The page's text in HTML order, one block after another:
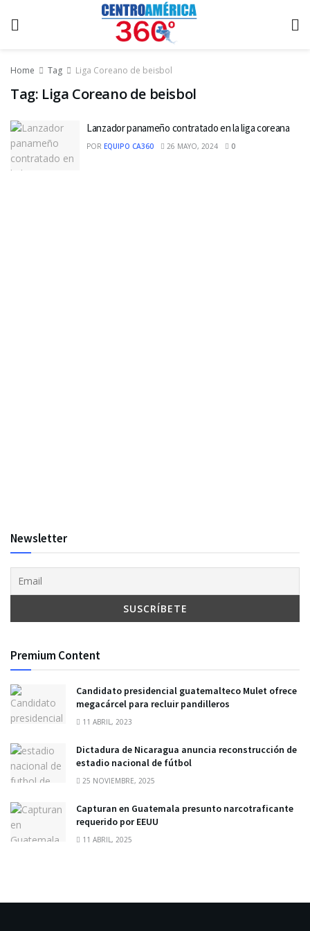
Home Tag Liga Coreano de beisbol
Tag: Liga Coreano de beisbol
Lanzador panameño contratado en la liga coreana
POR EQUIPO CA360 26 MAYO, 2024 0
Newsletter
Premium Content
Candidato presidencial guatemalteco Mulet ofrece
megacárcel para recluir pandilleros
11 ABRIL, 2023
Dictadura de Nicaragua anuncia reconstrucción de
estadio nacional de fútbol
25 NOVIEMBRE, 2025
Capturan en Guatemala presunto narcotraficante
requerido por EEUU
11 ABRIL, 2025